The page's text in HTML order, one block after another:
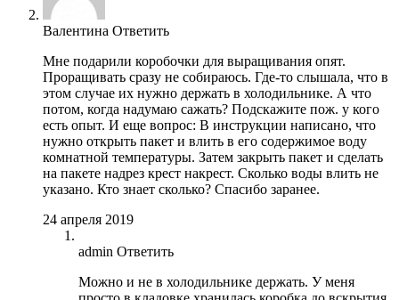
Валентина Ответить
Мне подарили коробочки для выращивания опят.
Проращивать сразу не собираюсь. Где-то слышала, что в
этом случае их нужно держать в холодильнике. А что
потом, когда надумаю сажать? Подскажите пож. у кого
есть опыт. И еще вопрос: В инструкции написано, что
нужно открыть пакет и влить в его содержимое воду
комнатной температуры. Затем закрыть пакет и сделать
на пакете надрез крест накрест. Сколько воды влить не
указано. Кто знает сколько? Спасибо заранее.
24 апреля 2019
admin Ответить
Можно и не в холодильнике держать. У меня